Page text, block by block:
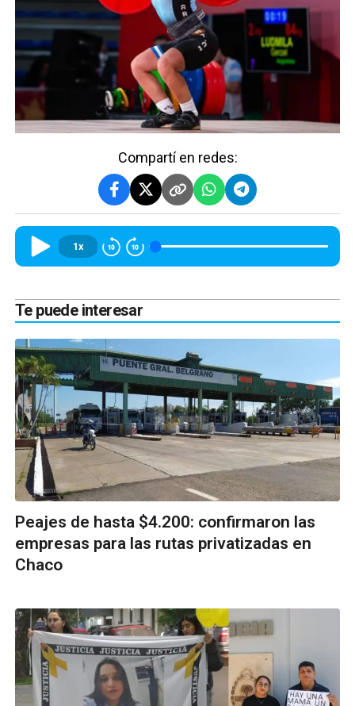
Compartí en redes:
1x
Te puede interesar
Peajes de hasta $4.200: confirmaron las
empresas para las rutas privatizadas en
Chaco